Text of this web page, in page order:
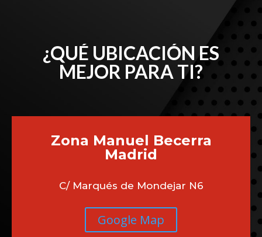
¿QUÉ UBICACIÓN ES
MEJOR PARA TI?
Zona Manuel Becerra
Madrid
C/ Marqués de Mondejar N6
Google Map